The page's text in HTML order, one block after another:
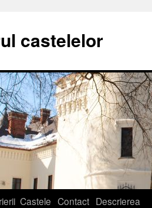
castelelor
Castele Contact Descrierea